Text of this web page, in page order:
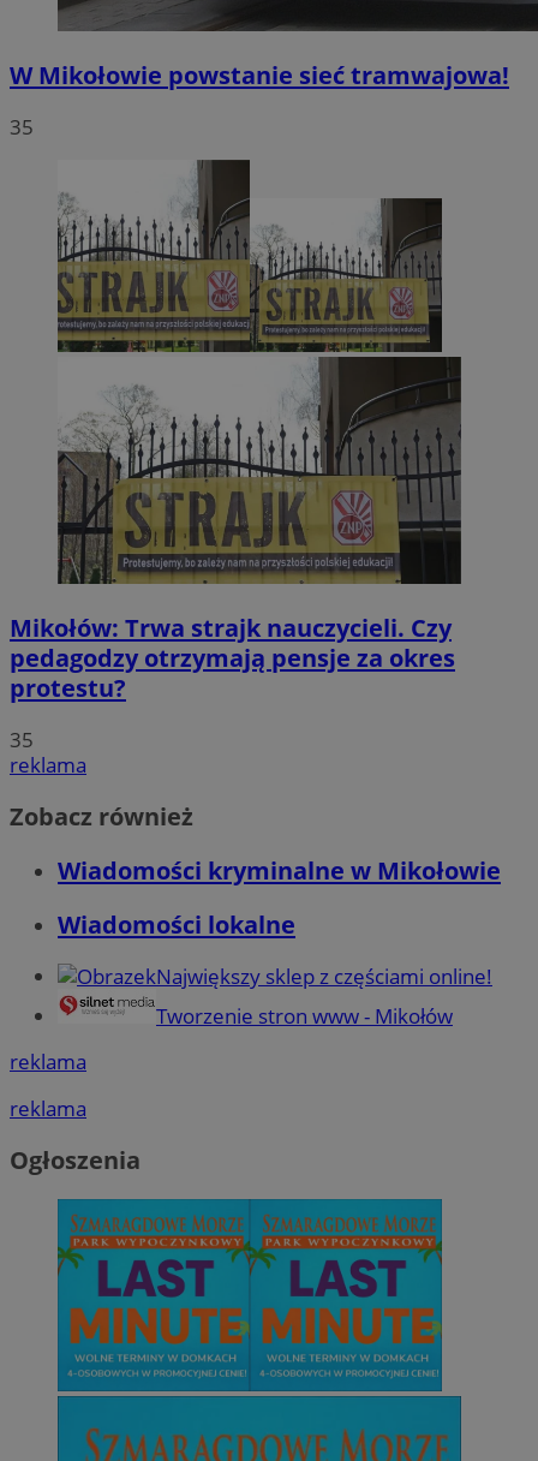
W Mikołowie powstanie sieć tramwajowa!
35
Mikołów: Trwa strajk nauczycieli. Czy
pedagodzy otrzymają pensje za okres
protestu?
35
reklama
Zobacz również
Wiadomości kryminalne w Mikołowie
Wiadomości lokalne
Największy sklep z częściami online!
Tworzenie stron www - Mikołów
reklama
reklama
Ogłoszenia